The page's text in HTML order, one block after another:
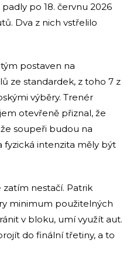
padly po 18. červnu 2026
Dva z nich vstřelilo
postaven na
ze standardek, z toho 7 z
výběry. Trenér
otevřeně přiznal, že
soupeři budou na
fyzická intenzita měly být
nestačí. Patrik
minimum použitelných
v bloku, umí využít aut.
do finální třetiny, a to